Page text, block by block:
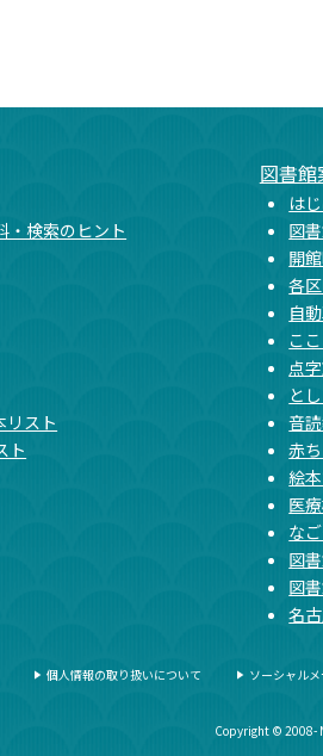
・検索のヒント
リスト
ト
図書館
は
図
開
各
自
こ
点
と
音
赤
絵
医
な
図
図
名
個人情報の取り扱いについて ソーシャル
Copyright © 2008-